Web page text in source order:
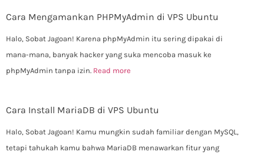
Cara Mengamankan PHPMyAdmin di VPS Ubuntu
Halo, Sobat Jagoan! Karena phpMyAdmin itu sering dipakai di
mana-mana, banyak hacker yang suka mencoba masuk ke
phpMyAdmin tanpa izin. Read more
Cara Install MariaDB di VPS Ubuntu
Halo, Sobat Jagoan! Kamu mungkin sudah familiar dengan MySQL,
tetapi tahukah kamu bahwa MariaDB menawarkan fitur yang